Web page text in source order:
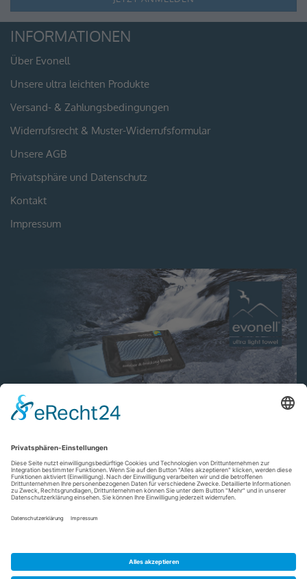
INFORMATIONEN
Über Evonell
Unsere ultra leichten Produkte
Versand- & Zahlungsbedingungen
Widerrufsrecht & Muster-Widerrufsformular
Unsere AGB
Privatsphäre und Datenschutz
Kontakt
Impressum
VERTRAG WIDERRUFEN